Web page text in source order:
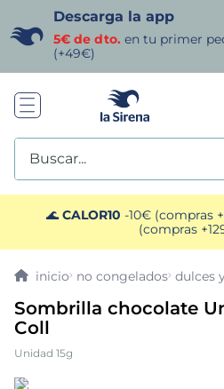
Descarga la app
5€ de dto. en tu primer
(+49€)
Buscar...
🌊 CALOR10 -10€ (compras
(compras
no congelados dulces
Sombrilla chocolate
Coll
Unidad 15g
TÉRMINOS MÁS BUSCADOS
1. helados sirena
gambas
3
4.